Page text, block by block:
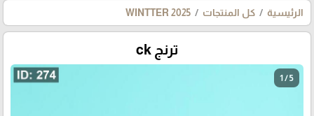
الرئيسية كل المنتجات WINTTER 2025
ترنج ck
1 / 5